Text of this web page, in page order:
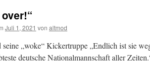
Juli 1, 2021 von altmod
„woke“ Kickertruppe „Endlich ist sie
deutsche Nationalmannschaft aller